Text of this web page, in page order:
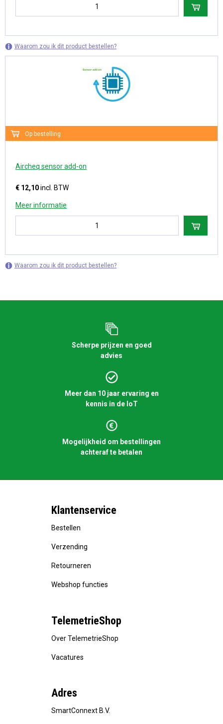
Waarom zou ik dit product bestellen?
Op bestelling
Aircheq sensor add-on
€ 12,10incl. BTW
Meer informatie
Waarom zou ik dit product bestellen?
Scherpe prijzen en goed
advies
Meer dan 10 jaar ervaring en
kennis in de IoT
Mogelijkheid om bestellingen
achteraf te betalen
Klantenservice
Bestellen
Verzending
Retourneren
Webshop functies
TelemetrieShop
Over TelemetrieShop
Vacatures
Adres
SmartConnext B.V.